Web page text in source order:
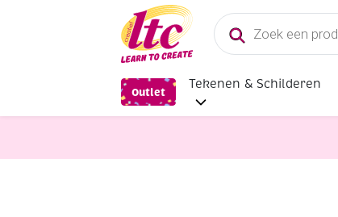
Producten
zoeken
Outlet
Tekenen & Schilderen